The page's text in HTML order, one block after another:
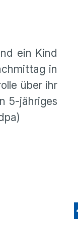
ein Kind
in
über ihr
5-jähriges